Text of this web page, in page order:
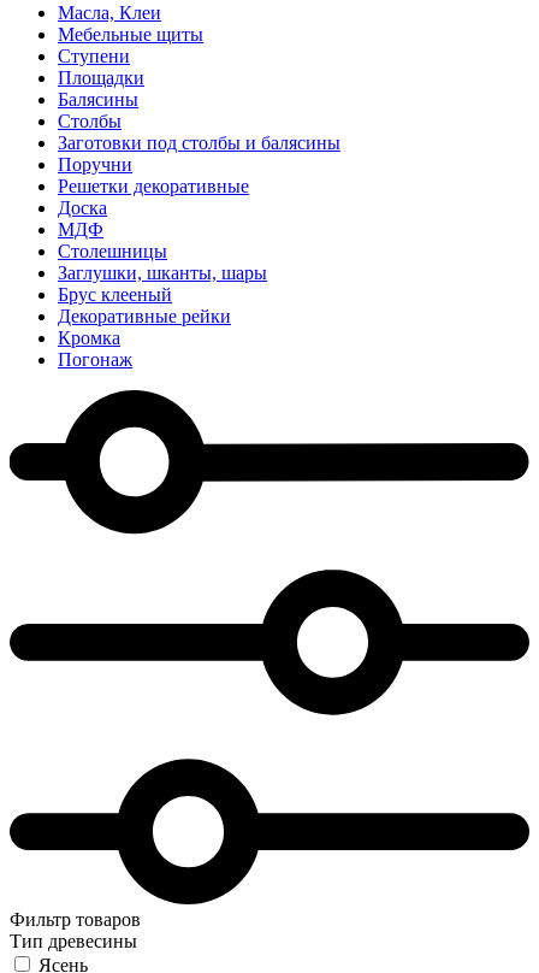
Масла, Клеи
Мебельные щиты
Ступени
Площадки
Балясины
Столбы
Заготовки под столбы и балясины
Поручни
Решетки декоративные
Доска
МДФ
Столешницы
Заглушки, шканты, шары
Брус клееный
Декоративные рейки
Кромка
Погонаж
Фильтр товаров
Тип древесины
Ясень